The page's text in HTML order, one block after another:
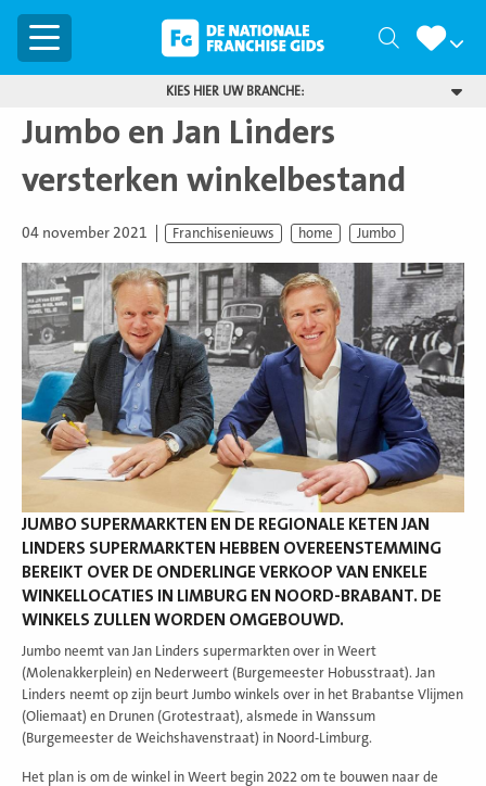
Menu Zoeken
KIES HIER UW BRANCHE:
Jumbo en Jan Linders
versterken winkelbestand
04 november 2021 Franchisenieuws home Jumbo
JUMBO SUPERMARKTEN EN DE REGIONALE KETEN JAN
LINDERS SUPERMARKTEN HEBBEN OVEREENSTEMMING
BEREIKT OVER DE ONDERLINGE VERKOOP VAN ENKELE
WINKELLOCATIES IN LIMBURG EN NOORD-BRABANT. DE
WINKELS ZULLEN WORDEN OMGEBOUWD.
Jumbo neemt van Jan Linders supermarkten over in Weert
(Molenakkerplein) en Nederweert (Burgemeester Hobusstraat). Jan
Linders neemt op zijn beurt Jumbo winkels over in het Brabantse Vlijmen
(Oliemaat) en Drunen (Grotestraat), alsmede in Wanssum
(Burgemeester de Weichshavenstraat) in Noord-Limburg.
Het plan is om de winkel in Weert begin 2022 om te bouwen naar de